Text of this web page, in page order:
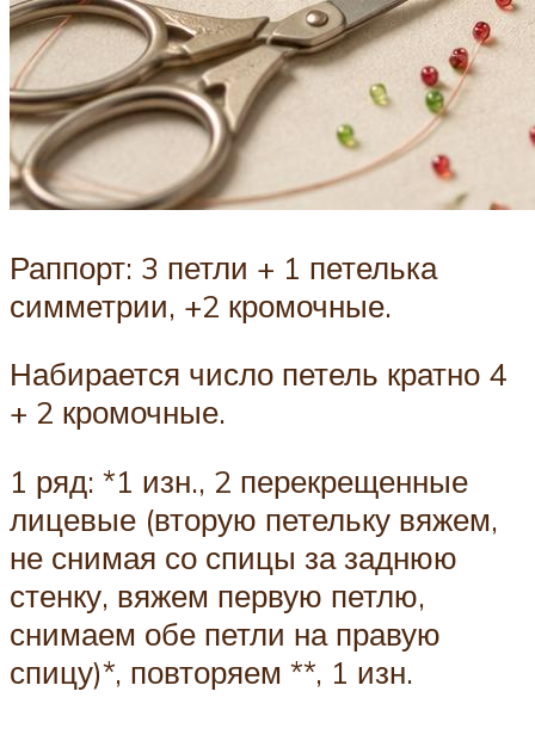
Раппорт: 3 петли + 1 петелька
симметрии, +2 кромочные.
Набирается число петель кратно 4
+ 2 кромочные.
1 ряд: *1 изн., 2 перекрещенные
лицевые (вторую петельку вяжем,
не снимая со спицы за заднюю
стенку, вяжем первую петлю,
снимаем обе петли на правую
спицу)*, повторяем **, 1 изн.